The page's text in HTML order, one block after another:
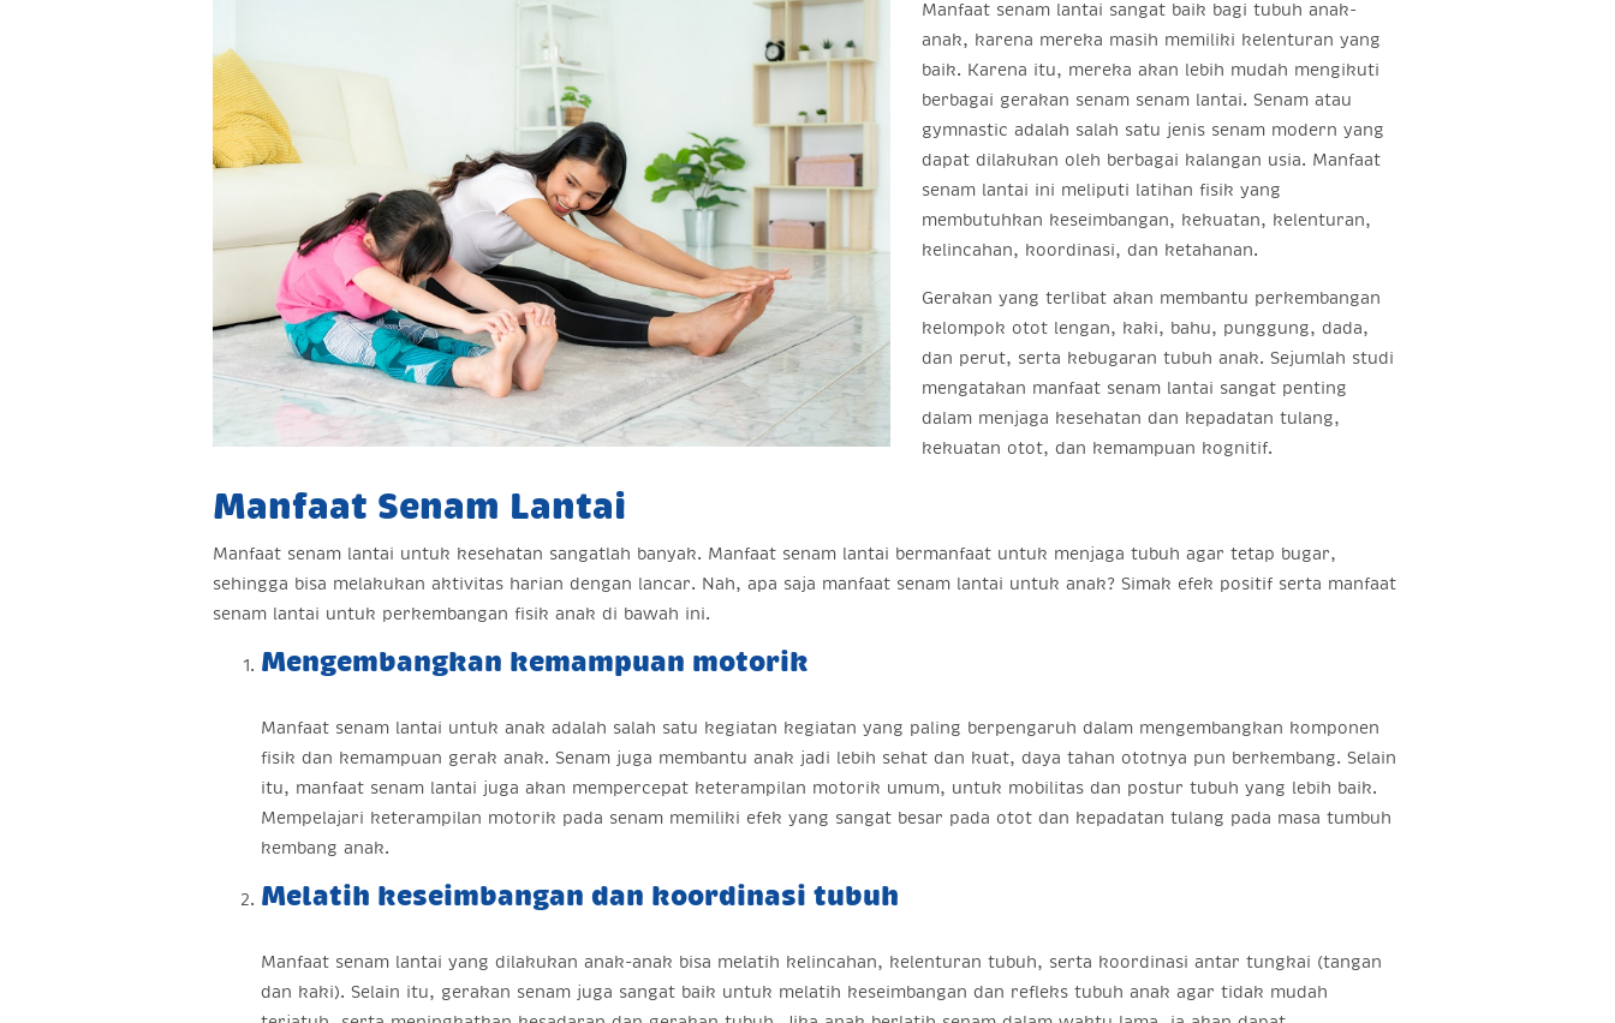
Manfaat senam lantai sangat baik bagi tubuh anak-
anak, karena mereka masih memiliki kelenturan yang
baik. Karena itu, mereka akan lebih mudah mengikuti
berbagai gerakan senam senam lantai. Senam atau
gymnastic adalah salah satu jenis senam modern yang
dapat dilakukan oleh berbagai kalangan usia. Manfaat
senam lantai ini meliputi latihan fisik yang
membutuhkan keseimbangan, kekuatan, kelenturan,
kelincahan, koordinasi, dan ketahanan.
Gerakan yang terlibat akan membantu perkembangan
kelompok otot lengan, kaki, bahu, punggung, dada,
dan perut, serta kebugaran tubuh anak. Sejumlah studi
mengatakan manfaat senam lantai sangat penting
dalam menjaga kesehatan dan kepadatan tulang,
kekuatan otot, dan kemampuan kognitif.
Manfaat Senam Lantai
Manfaat senam lantai untuk kesehatan sangatlah banyak. Manfaat senam lantai bermanfaat untuk menjaga tubuh agar tetap bugar,
sehingga bisa melakukan aktivitas harian dengan lancar. Nah, apa saja manfaat senam lantai untuk anak? Simak efek positif serta manfaat
senam lantai untuk perkembangan fisik anak di bawah ini.
Mengembangkan kemampuan motorik
Manfaat senam lantai untuk anak adalah salah satu kegiatan kegiatan yang paling berpengaruh dalam mengembangkan komponen
fisik dan kemampuan gerak anak. Senam juga membantu anak jadi lebih sehat dan kuat, daya tahan ototnya pun berkembang. Selain
itu, manfaat senam lantai juga akan mempercepat keterampilan motorik umum, untuk mobilitas dan postur tubuh yang lebih baik.
Mempelajari keterampilan motorik pada senam memiliki efek yang sangat besar pada otot dan kepadatan tulang pada masa tumbuh
kembang anak.
Melatih keseimbangan dan koordinasi tubuh
Manfaat senam lantai yang dilakukan anak-anak bisa melatih kelincahan, kelenturan tubuh, serta koordinasi antar tungkai (tangan
dan kaki). Selain itu, gerakan senam juga sangat baik untuk melatih keseimbangan dan refleks tubuh anak agar tidak mudah